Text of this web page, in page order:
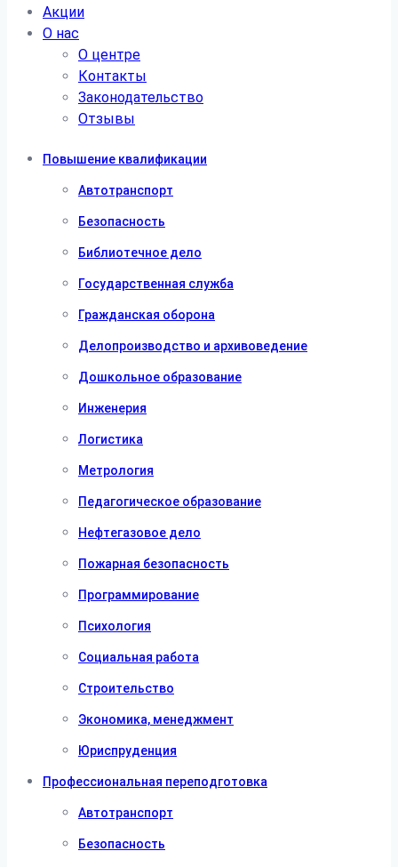
Акции
О нас
О центре
Контакты
Законодательство
Отзывы
Повышение квалификации
Автотранспорт
Безопасность
Библиотечное дело
Государственная служба
Гражданская оборона
Делопроизводство и архивоведение
Дошкольное образование
Инженерия
Логистика
Метрология
Педагогическое образование
Нефтегазовое дело
Пожарная безопасность
Программирование
Психология
Социальная работа
Строительство
Экономика, менеджмент
Юриспруденция
Профессиональная переподготовка
Автотранспорт
Безопасность